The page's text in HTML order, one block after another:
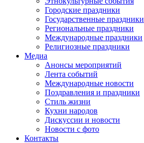
Городские праздники
Государственные праздники
Региональные праздники
Международные праздники
Религиозные праздники
Медиа
Анонсы мероприятий
Лента событий
Международные новости
Поздравления и праздники
Cтиль жизни
Кухни народов
Дискуссии и новости
Новости с фото
Контакты